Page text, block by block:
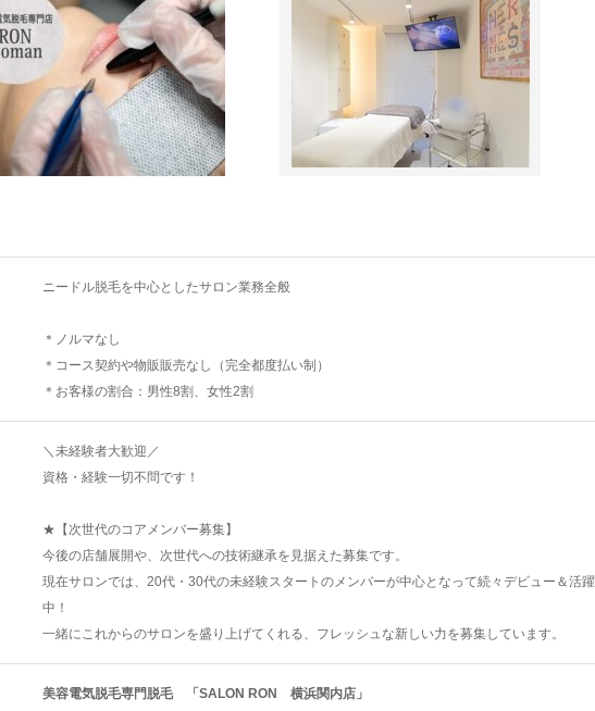
ニードル脱毛を中心としたサロン業務全般
＊ノルマなし
＊コース契約や物販販売なし（完全都度払い制）
＊お客様の割合：男性8割、女性2割
＼未経験者大歓迎／
資格・経験一切不問です！
★【次世代のコアメンバー募集】
今後の店舗展開や、次世代への技術継承を見据えた募集です。
現在サロンでは、20代・30代の未経験スタートのメンバーが中心となって続々デビュー＆活躍
中！
一緒にこれからのサロンを盛り上げてくれる、フレッシュな新しい力を募集しています。
美容電気脱毛専門脱毛 「SALON RON 横浜関内店」